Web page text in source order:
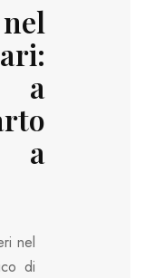
a
a
nel
di